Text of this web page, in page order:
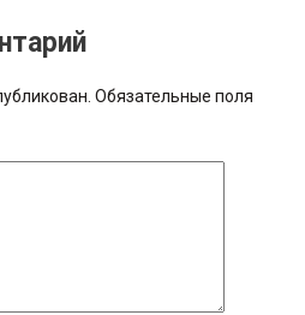
Обязательные поля